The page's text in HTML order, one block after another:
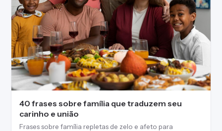
40 frases sobre família que traduzem seu
carinho e união
Frases sobre família repletas de zelo e afeto para